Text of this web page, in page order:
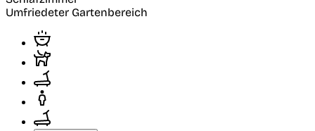
Umfriedeter Gartenbereich